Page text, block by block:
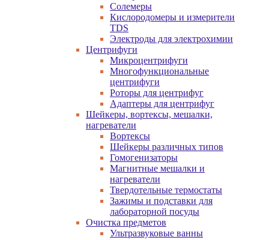
Солемеры
Кислородомеры и измерители
TDS
Электроды для электрохимии
Центрифуги
Микроцентрифуги
Многофункциональные
центрифуги
Роторы для центрифуг
Адаптеры для центрифуг
Шейкеры, вортексы, мешалки,
нагреватели
Вортексы
Шейкеры различных типов
Гомогенизаторы
Магнитные мешалки и
нагреватели
Твердотельные термостаты
Зажимы и подставки для
лабораторной посуды
Очистка предметов
Ультразвуковые ванны